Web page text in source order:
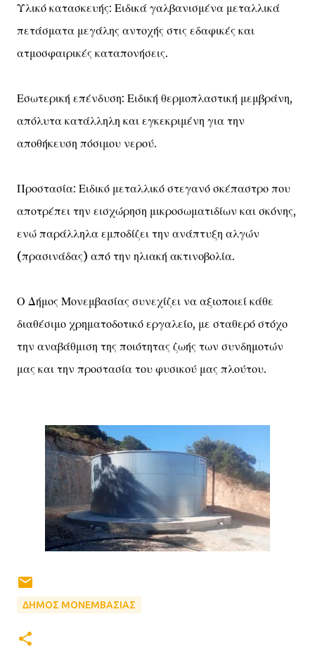
Υλικό κατασκευής: Ειδικά γαλβανισμένα μεταλλικά
πετάσματα μεγάλης αντοχής στις εδαφικές και
ατμοσφαιρικές καταπονήσεις.
Εσωτερική επένδυση: Ειδική θερμοπλαστική μεμβράνη,
απόλυτα κατάλληλη και εγκεκριμένη για την
αποθήκευση πόσιμου νερού.
Προστασία: Ειδικό μεταλλικό στεγανό σκέπαστρο που
αποτρέπει την εισχώρηση μικροσωματιδίων και σκόνης,
ενώ παράλληλα εμποδίζει την ανάπτυξη αλγών
(πρασινάδας) από την ηλιακή ακτινοβολία.
Ο Δήμος Μονεμβασίας συνεχίζει να αξιοποιεί κάθε
διαθέσιμο χρηματοδοτικό εργαλείο, με σταθερό στόχο
την αναβάθμιση της ποιότητας ζωής των συνδημοτών
μας και την προστασία του φυσικού μας πλούτου.
ΔΗΜΟΣ ΜΟΝΕΜΒΑΣΙΑΣ